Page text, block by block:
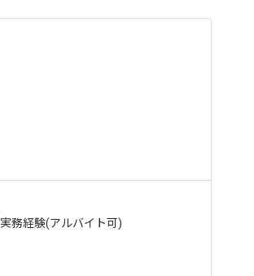
務経験(アルバイト可)